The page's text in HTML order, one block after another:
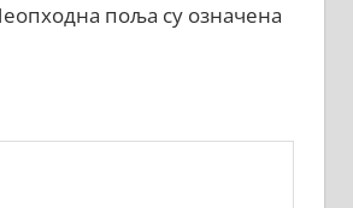
поља су означена